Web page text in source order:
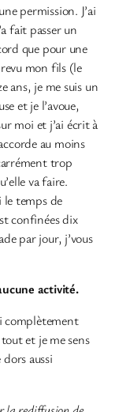
permission. J’ai
fait passer un
que pour une
mon fils (le
ans, je me suis un
et je l’avoue,
moi et j’ai écrit à
au moins
trop
va faire.
le temps de
confinées dix
par jour, j’vous
activité.
complètement
et je me sens
aussi